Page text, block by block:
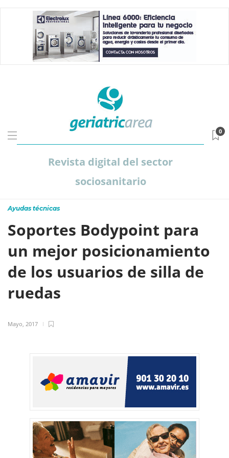
Revista digital del sector
sociosanitario
0
Ayudas técnicas
Soportes Bodypoint para
un mejor posicionamiento
de los usuarios de silla de
ruedas
Mayo, 2017